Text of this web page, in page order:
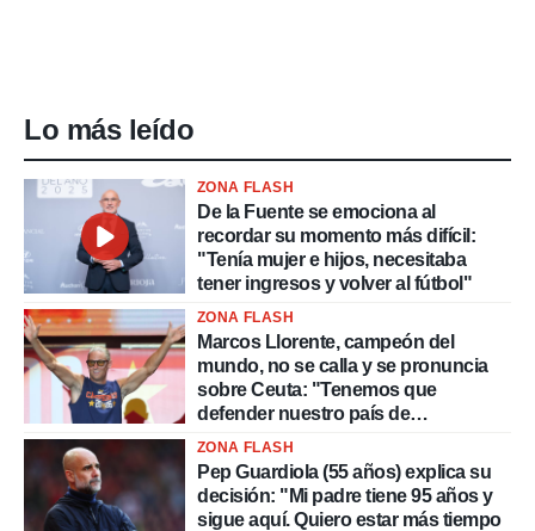
Lo más leído
ZONA FLASH
De la Fuente se emociona al
recordar su momento más difícil:
"Tenía mujer e hijos, necesitaba
tener ingresos y volver al fútbol"
ZONA FLASH
Marcos Llorente, campeón del
mundo, no se calla y se pronuncia
sobre Ceuta: "Tenemos que
defender nuestro país de
delincuentes"
ZONA FLASH
Pep Guardiola (55 años) explica su
decisión: "Mi padre tiene 95 años y
sigue aquí. Quiero estar más tiempo